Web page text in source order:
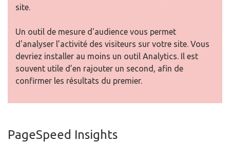
site.
Un outil de mesure d'audience vous permet
d'analyser l’activité des visiteurs sur votre site. Vous
devriez installer au moins un outil Analytics. Il est
souvent utile d’en rajouter un second, afin de
confirmer les résultats du premier.
PageSpeed Insights